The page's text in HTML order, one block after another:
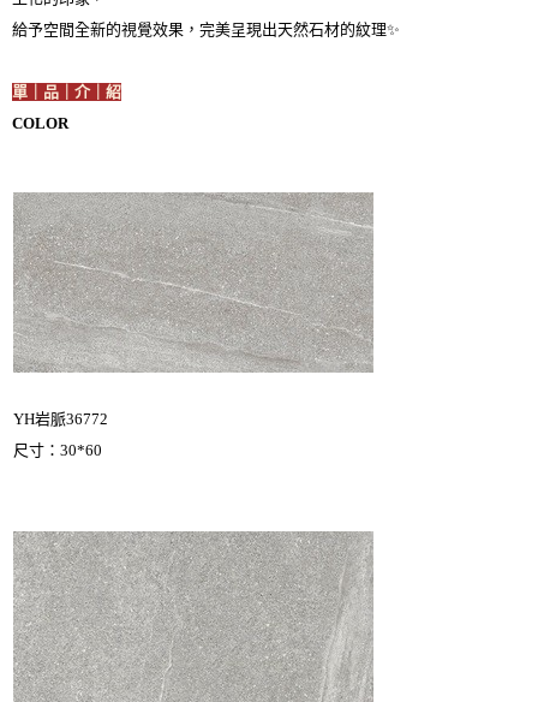
給予空間全新的視覺效果，完美呈現出天然石材的紋理✨
單｜品｜介｜紹
COLOR
YH岩脈36772
尺寸：30*60